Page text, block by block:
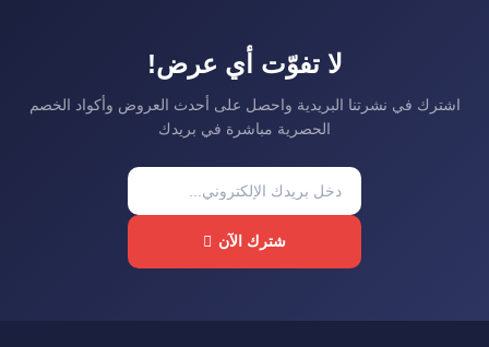
لا تفوّت أي عرض!
اشترك في نشرتنا البريدية واحصل على أحدث العروض وأكواد الخصم
الحصرية مباشرة في بريدك
شترك الآن